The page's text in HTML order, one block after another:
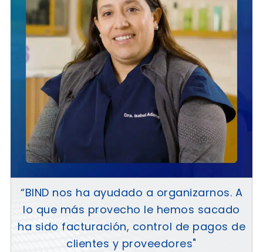
“BIND nos ha ayudado a organizarnos. A
lo que más provecho le hemos sacado
ha sido facturación, control de pagos de
clientes y proveedores"